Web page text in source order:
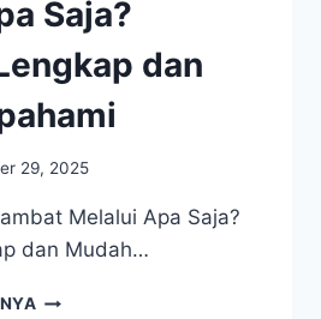
Saja?
dan
29, 2025
Melalui Apa Saja?
dan Mudah…
BUNYI